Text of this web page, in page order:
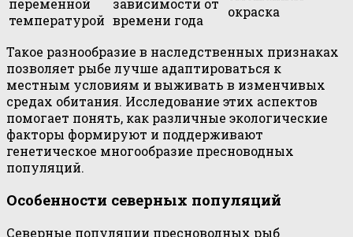
переменной
температурой
зависимости от
времени года
окраска
Такое разнообразие в наследственных признаках
позволяет рыбе лучше адаптироваться к
местным условиям и выживать в изменчивых
средах обитания. Исследование этих аспектов
помогает понять, как различные экологические
факторы формируют и поддерживают
генетическое многообразие пресноводных
популяций.
Особенности северных популяций
Северные популяции пресноводных рыб